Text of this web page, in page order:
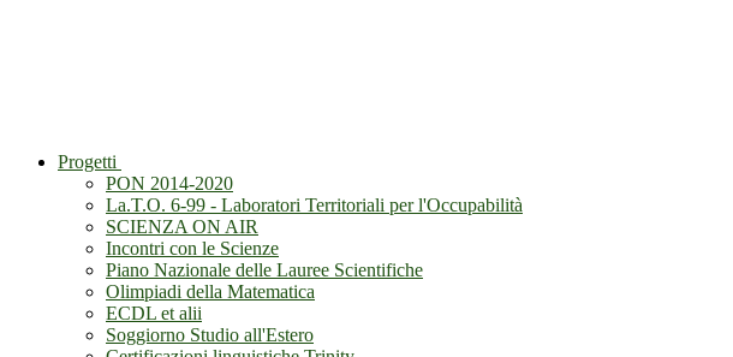
Progetti
PON 2014-2020
La.T.O. 6-99 - Laboratori Territoriali per l'Occupabilità
SCIENZA ON AIR
Incontri con le Scienze
Piano Nazionale delle Lauree Scientifiche
Olimpiadi della Matematica
ECDL et alii
Soggiorno Studio all'Estero